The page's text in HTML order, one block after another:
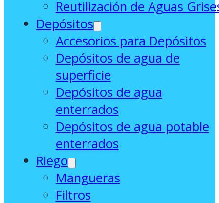
Reutilización de Aguas
Depósitos
Accesorios para Depósitos
Depósitos de agua de
superficie
Depósitos de agua
enterrados
Depósitos de agua potable
enterrados
Riego
Mangueras
Filtros